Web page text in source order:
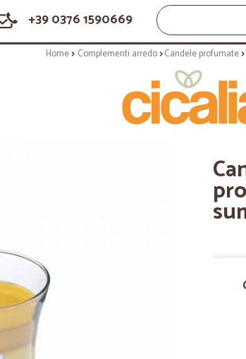
+39 0376 1590669
Home Complementi arredo Candele profumate